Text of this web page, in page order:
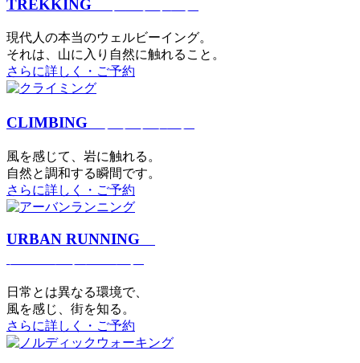
TREKKING
現代⼈の本当のウェルビーイング。
それは、⼭に⼊り⾃然に触れること。
さらに詳しく・ご予約
CLIMBING
⾵を感じて、岩に触れる。
⾃然と調和する瞬間です。
さらに詳しく・ご予約
URBAN RUNNING
日常とは異なる環境で、
風を感じ、街を知る。
さらに詳しく・ご予約